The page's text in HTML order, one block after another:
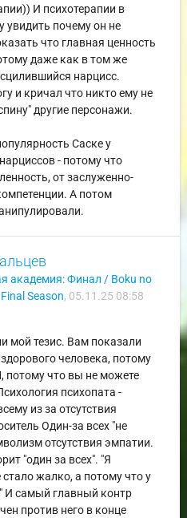
И психотерапии в
увидить почему он не
что главная ценность
даже как в том же
нарцисс.
и кричал что никто ему не
другие персонажи.
Саске у
- потому что
от заслуженно-
А потом
академия: Финал / Boku no
Season, 05.11.25 08:58
мой тезис. Вам показали
человека, потому
что вы не можете
психопата -
из за отсутствия
Один-за всех "не
отсутствия эмпатии.
"один за всех". "Я
жалко, а потому что у
И самый главный контр
против него в конце